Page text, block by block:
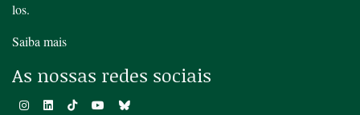
los.
Saiba mais
As nossas redes sociais